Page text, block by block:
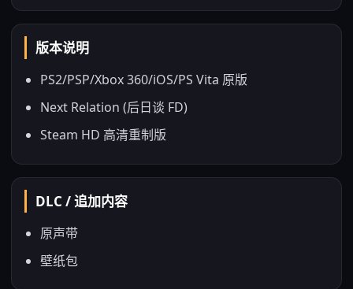
版本说明
PS2/PSP/Xbox 360/iOS/PS Vita 原版
Next Relation (后日谈 FD)
Steam HD 高清重制版
DLC / 追加内容
原声带
壁纸包